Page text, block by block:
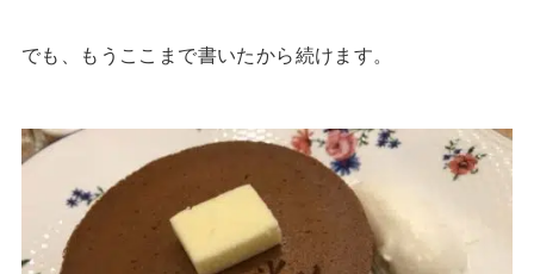
でも、もうここまで書いたから続けます。